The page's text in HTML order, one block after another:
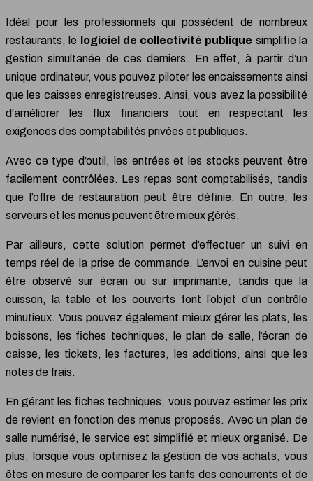
Idéal pour les professionnels qui possèdent de nombreux
restaurants, le
logiciel de collectivité publique simplifie la
gestion simultanée de ces derniers. En effet, à partir d’un
unique ordinateur, vous pouvez piloter les encaissements ainsi
que les caisses enregistreuses. Ainsi, vous avez la possibilité
d’améliorer les flux financiers tout en respectant les
exigences des comptabilités privées et publiques.
Avec ce type d’outil, les entrées et les stocks peuvent être
facilement contrôlées. Les repas sont comptabilisés, tandis
que l’offre de restauration peut être définie. En outre, les
serveurs et les menus peuvent être mieux gérés.
Par ailleurs, cette solution permet d’effectuer un suivi en
temps réel de la prise de commande. L’envoi en cuisine peut
être observé sur écran ou sur imprimante, tandis que la
cuisson, la table et les couverts font l’objet d’un contrôle
minutieux. Vous pouvez également mieux gérer les plats, les
boissons, les fiches techniques, le plan de salle, l’écran de
caisse, les tickets, les factures, les additions, ainsi que les
notes de frais.
En gérant les fiches techniques, vous pouvez estimer les prix
de revient en fonction des menus proposés. Avec un plan de
salle numérisé, le service est simplifié et mieux organisé. De
plus, lorsque vous optimisez la gestion de vos achats, vous
êtes en mesure de comparer les tarifs des concurrents et de